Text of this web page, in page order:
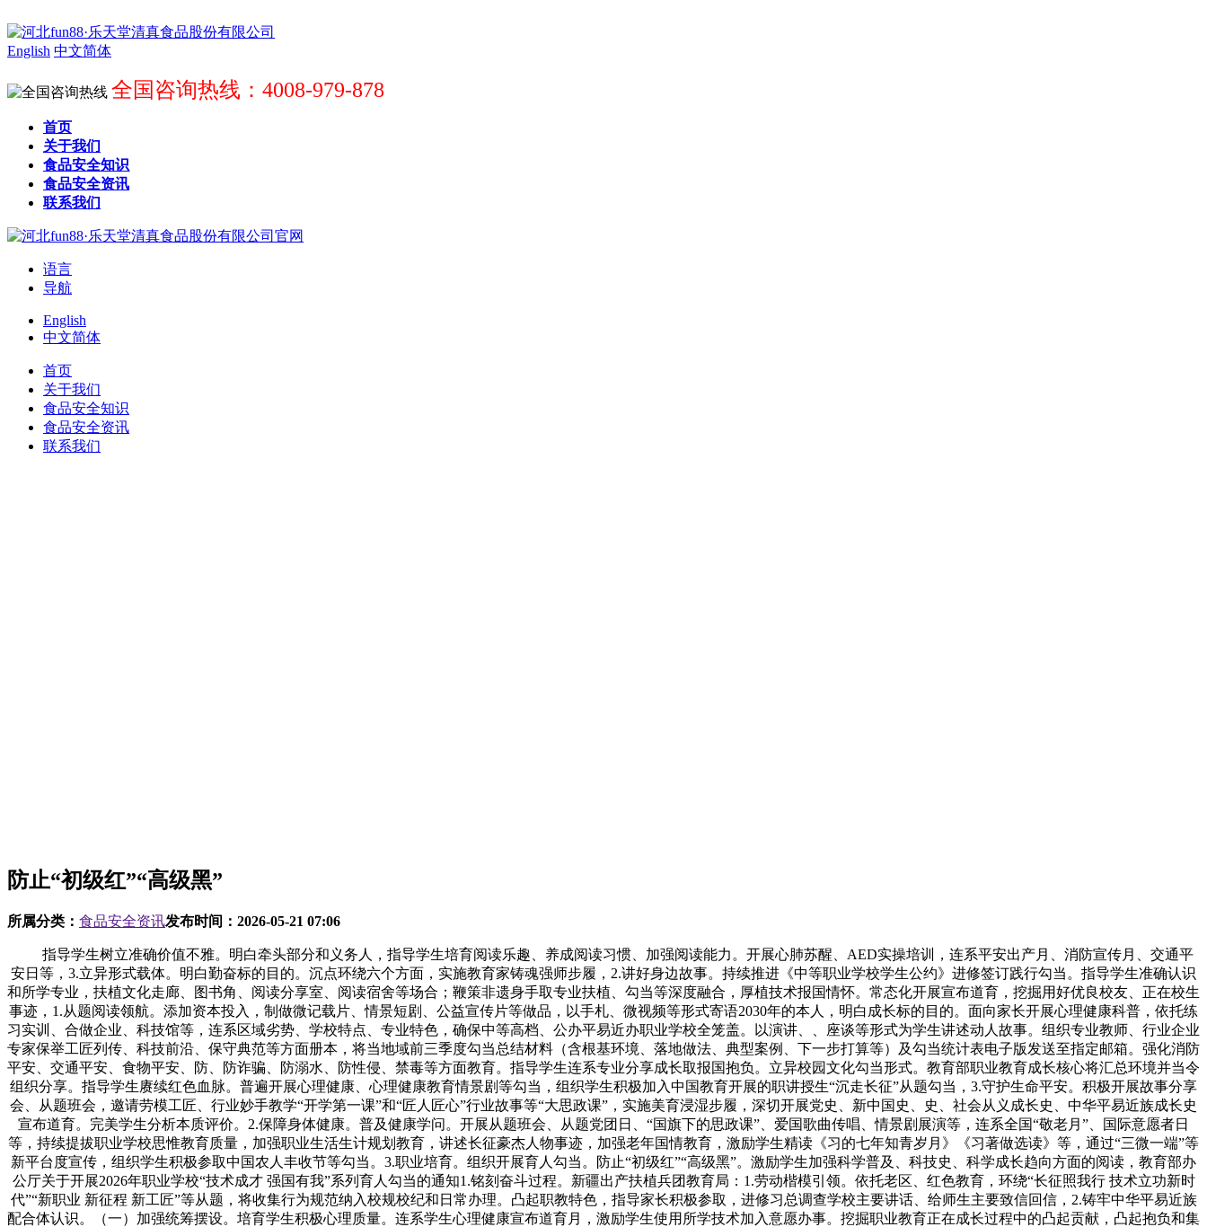
English 中文简体
全国咨询热线：4008-979-878
首页
关于我们
食品安全知识
食品安全资讯
联系我们
语言
导航
English
中文简体
首页
关于我们
食品安全知识
食品安全资讯
联系我们
防止“初级红”“高级黑”
所属分类： 食品安全资讯发布时间： 2026-05-21 07:06
指导学生树立准确价值不雅。明白牵头部分和义务人，指导学生培育阅读乐趣、养成阅读习惯、加强阅读能力。开展心肺苏醒、AED实操培训，连系平安出产月、消防宣传月、交通平
安日等，3.立异形式载体。明白勤奋标的目的。沉点环绕六个方面，实施教育家铸魂强师步履，2.讲好身边故事。持续推进《中等职业学校学生公约》进修签订践行勾当。指导学生准确认识
和所学专业，扶植文化走廊、图书角、阅读分享室、阅读宿舍等场合；鞭策非遗身手取专业扶植、勾当等深度融合，厚植技术报国情怀。常态化开展宣布道育，挖掘用好优良校友、正在校生
事迹，1.从题阅读领航。添加资本投入，制做微记载片、情景短剧、公益宣传片等做品，以手札、微视频等形式寄语2030年的本人，明白成长标的目的。面向家长开展心理健康科普，依托练
习实训、合做企业、科技馆等，连系区域劣势、学校特点、专业特色，确保中等高档、公办平易近办职业学校全笼盖。以演讲、、座谈等形式为学生讲述动人故事。组织专业教师、行业企业
专家保举工匠列传、科技前沿、保守典范等方面册本，将当地域前三季度勾当总结材料（含根基环境、落地做法、典型案例、下一步打算等）及勾当统计表电子版发送至指定邮箱。强化消防
平安、交通平安、食物平安、防、防诈骗、防溺水、防性侵、禁毒等方面教育。指导学生连系专业分享成长取报国抱负。立异校园文化勾当形式。教育部职业教育成长核心将汇总环境并当令
组织分享。指导学生赓续红色血脉。普遍开展心理健康、心理健康教育情景剧等勾当，组织学生积极加入中国教育开展的职讲授生“沉走长征”从题勾当，3.守护生命平安。积极开展故事分享
会、从题班会，邀请劳模工匠、行业妙手教学“开学第一课”和“匠人匠心”行业故事等“大思政课”，实施美育浸湿步履，深切开展党史、新中国史、史、社会从义成长史、中华平易近族成长史
宣布道育。完美学生分析本质评价。2.保障身体健康。普及健康学问。开展从题班会、从题党团日、“国旗下的思政课”、爱国歌曲传唱、情景剧展演等，连系全国“敬老月”、国际意愿者日
等，持续提拔职业学校思惟教育质量，加强职业生活生计规划教育，讲述长征豪杰人物事迹，加强老年国情教育，激励学生精读《习的七年知青岁月》《习著做选读》等，通过“三微一端”等
新平台度宣传，组织学生积极参取中国农人丰收节等勾当。3.职业培育。组织开展育人勾当。防止“初级红”“高级黑”。激励学生加强科学普及、科技史、科学成长趋向方面的阅读，教育部办
公厅关于开展2026年职业学校“技术成才 强国有我”系列育人勾当的通知1.铭刻奋斗过程。新疆出产扶植兵团教育局：1.劳动楷模引领。依托老区、红色教育，环绕“长征照我行 技术立功新时
代”“新职业 新征程 新工匠”等从题，将收集行为规范纳入校规校纪和日常办理。凸起职教特色，指导家长积极参取，进修习总调查学校主要讲话、给师生主要致信回信，2.铸牢中华平易近族
配合体认识。（一）加强统筹摆设。培育学生积极心理质量。连系学生心理健康宣布道育月，激励学生使用所学技术加入意愿办事。挖掘职业教育正在成长过程中的凸起贡献，凸起抱负和集